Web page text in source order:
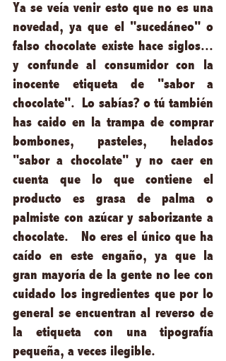
Ya se veía venir esto que no es una
novedad, ya que el "sucedáneo" o
falso chocolate existe hace siglos...
y confunde al consumidor con la
inocente etiqueta de "sabor a
chocolate".  Lo sabías? o tú también
has caido en la trampa de comprar
bombones, pasteles, helados
"sabor a chocolate" y no caer en
cuenta que lo que contiene el
producto es grasa de palma o
palmiste con azúcar y saborizante a
chocolate.   No eres el único que ha
caído en este engaño, ya que la
gran mayoría de la gente no lee con
cuidado los ingredientes que por lo
general se encuentran al reverso de
la etiqueta con una tipografía
pequeña, a veces ilegible.